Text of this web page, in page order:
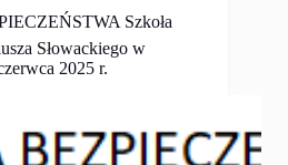
Szkoła
Słowackiego w
2025 r.